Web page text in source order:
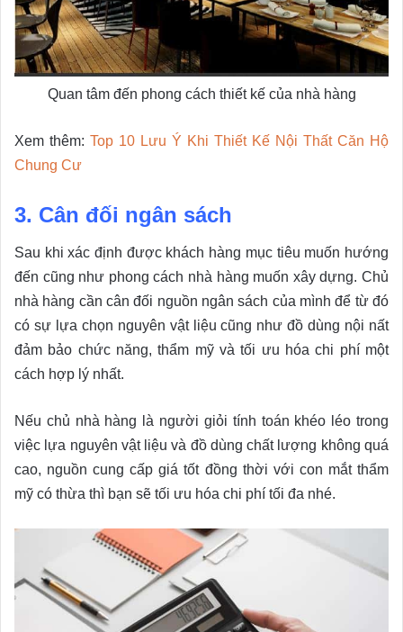
Quan tâm đến phong cách thiết kế của nhà hàng
Xem thêm: Top 10 Lưu Ý Khi Thiết Kế Nội Thất Căn Hộ
Chung Cư
3. Cân đối ngân sách
Sau khi xác định được khách hàng mục tiêu muốn hướng
đến cũng như phong cách nhà hàng muốn xây dựng. Chủ
nhà hàng cần cân đối nguồn ngân sách của mình để từ đó
có sự lựa chọn nguyên vật liệu cũng như đồ dùng nội nất
đảm bảo chức năng, thẩm mỹ và tối ưu hóa chi phí một
cách hợp lý nhất.
Nếu chủ nhà hàng là người giỏi tính toán khéo léo trong
việc lựa nguyên vật liệu và đồ dùng chất lượng không quá
cao, nguồn cung cấp giá tốt đồng thời với con mắt thẩm
mỹ có thừa thì bạn sẽ tối ưu hóa chi phí tối đa nhé.